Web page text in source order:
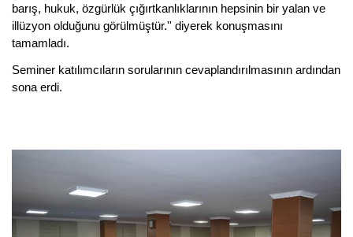
barış, hukuk, özgürlük çığırtkanlıklarının hepsinin bir yalan ve
illüzyon olduğunu görülmüştür.'' diyerek konuşmasını
tamamladı.
Seminer katılımcıların sorularının cevaplandırılmasının ardından
sona erdi.